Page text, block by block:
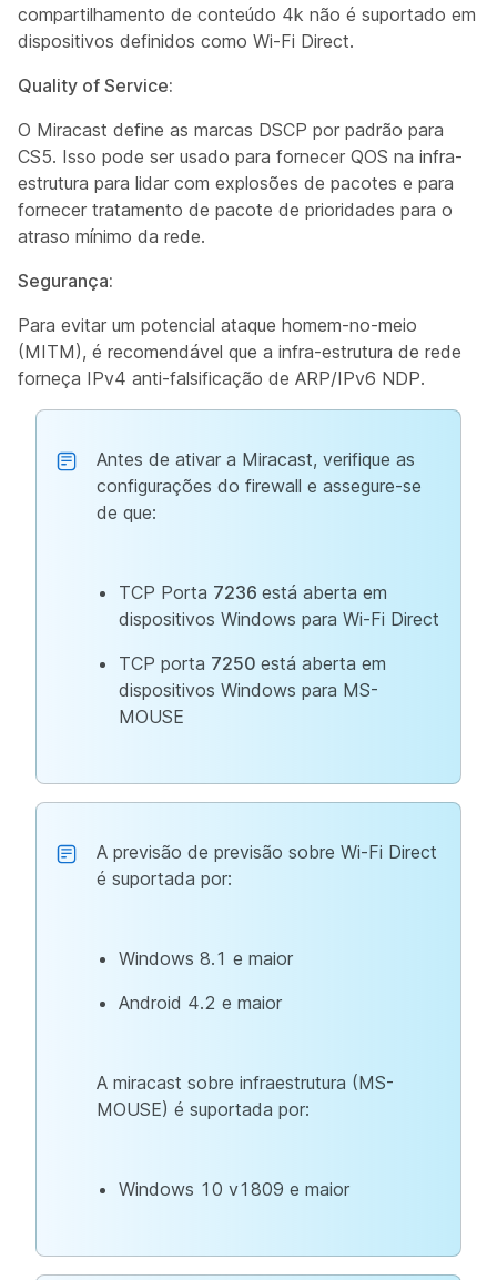
compartilhamento de conteúdo 4k não é suportado em
dispositivos definidos como Wi-Fi Direct.
Quality of Service:
O Miracast define as marcas DSCP por padrão para
CS5. Isso pode ser usado para fornecer QOS na infra-
estrutura para lidar com explosões de pacotes e para
fornecer tratamento de pacote de prioridades para o
atraso mínimo da rede.
Segurança:
Para evitar um potencial ataque homem-no-meio
(MITM), é recomendável que a infra-estrutura de rede
forneça IPv4 anti-falsificação de ARP/IPv6 NDP.
Antes de ativar a Miracast, verifique as
configurações do firewall e assegure-se
de que:
TCP Porta 7236 está aberta em
dispositivos Windows para Wi-Fi Direct
TCP porta 7250 está aberta em
dispositivos Windows para MS-
MOUSE
A previsão de previsão sobre Wi-Fi Direct
é suportada por:
Windows 8.1 e maior
Android 4.2 e maior
A miracast sobre infraestrutura (MS-
MOUSE) é suportada por:
Windows 10 v1809 e maior